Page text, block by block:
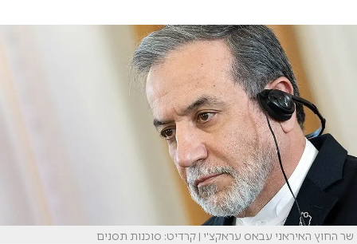
שר החוץ האיראני עבאס עראקצ'י | קרדיט: סוכנות תסנים